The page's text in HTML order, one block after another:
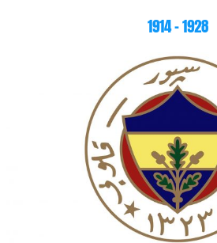
1914 – 1928